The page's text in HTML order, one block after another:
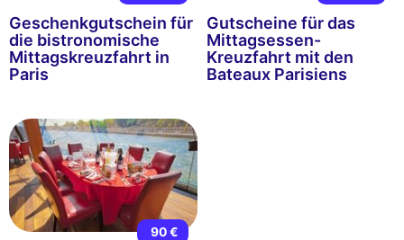
Geschenkgutschein für
die bistronomische
Mittagskreuzfahrt in
Paris
Gutscheine für das
Mittagsessen-
Kreuzfahrt mit den
Bateaux Parisiens
90 €